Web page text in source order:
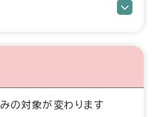
の対象が変わります